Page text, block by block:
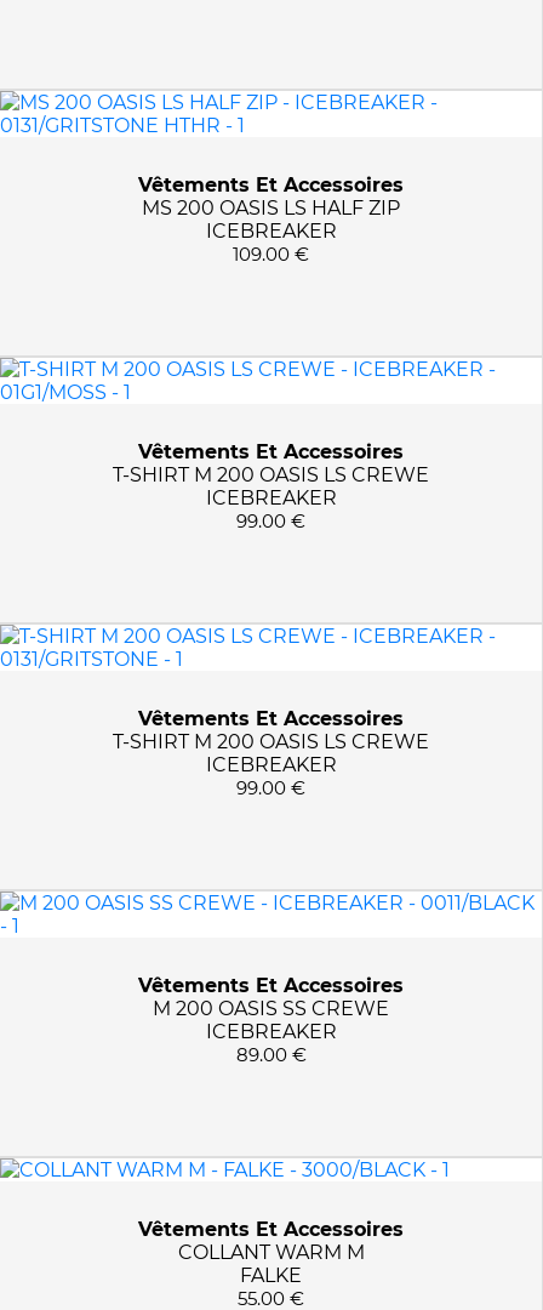
Vêtements Et Accessoires
MS 200 OASIS LS HALF ZIP
ICEBREAKER
109.00 €
Vêtements Et Accessoires
T-SHIRT M 200 OASIS LS CREWE
ICEBREAKER
99.00 €
Vêtements Et Accessoires
T-SHIRT M 200 OASIS LS CREWE
ICEBREAKER
99.00 €
Vêtements Et Accessoires
M 200 OASIS SS CREWE
ICEBREAKER
89.00 €
Vêtements Et Accessoires
COLLANT WARM M
FALKE
55.00 €